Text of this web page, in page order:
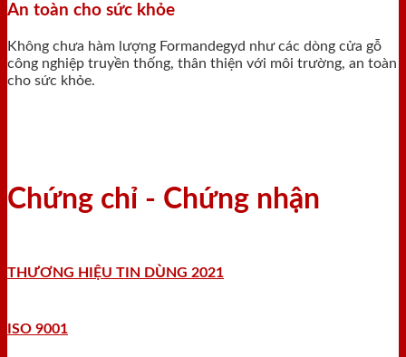
An toàn cho sức khỏe
Không chưa hàm lượng Formandegyd như các dòng cửa gỗ
công nghiệp truyền thống, thân thiện với môi trường, an toàn
cho sức khỏe.
Chứng chỉ - Chứng nhận
THƯƠNG HIỆU TIN DÙNG 2021
ISO 9001